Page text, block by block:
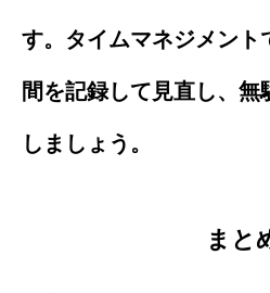
す。タイムマネジメント
間を記録して見直し、
しましょう。
まと